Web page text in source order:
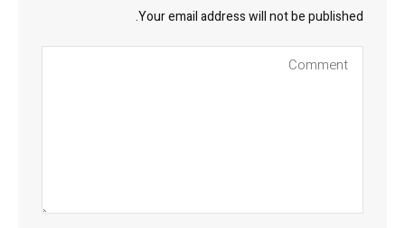
Your email address will not be published.